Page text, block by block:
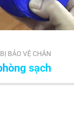
BẢO VỆ CHÂN
sạch